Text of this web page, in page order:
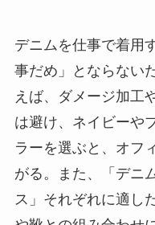
デニムを仕事で着用
事だめ」とならない
えば、ダメージ加工
は避け、ネイビーや
ラーを選ぶと、オフ
がる。また、「デニ
ス」それぞれに適し